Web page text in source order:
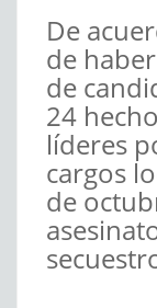
De
de
de
24
líderes
cargos
de